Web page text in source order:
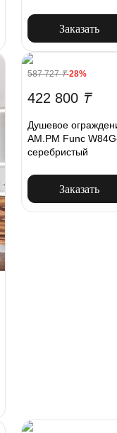
Заказать
587 727₸-28%
422 800 ₸
Душевое
AM.PM Func
серебристый
Заказать